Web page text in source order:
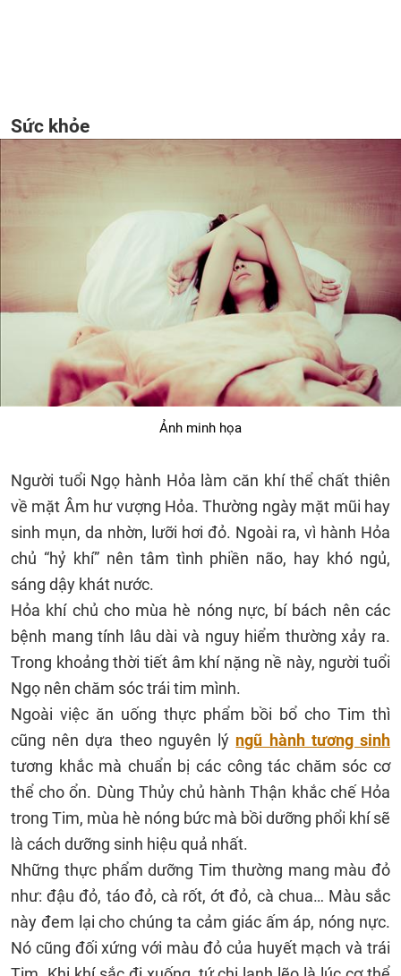
Sức khỏe
Ảnh minh họa
Người tuổi Ngọ hành Hỏa làm căn khí thể chất thiên
về mặt Âm hư vượng Hỏa. Thường ngày mặt mũi hay
sinh mụn, da nhờn, lưỡi hơi đỏ. Ngoài ra, vì hành Hỏa
chủ “hỷ khí” nên tâm tình phiền não, hay khó ngủ,
sáng dậy khát nước.
Hỏa khí chủ cho mùa hè nóng nực, bí bách nên các
bệnh mang tính lâu dài và nguy hiểm thường xảy ra.
Trong khoảng thời tiết âm khí nặng nề này, người tuổi
Ngọ nên chăm sóc trái tim mình.
Ngoài việc ăn uống thực phẩm bồi bổ cho Tim thì
cũng nên dựa theo nguyên lý ngũ hành tương sinh
tương khắc mà chuẩn bị các công tác chăm sóc cơ
thể cho ổn. Dùng Thủy chủ hành Thận khắc chế Hỏa
trong Tim, mùa hè nóng bức mà bồi dưỡng phổi khí sẽ
là cách dưỡng sinh hiệu quả nhất.
Những thực phẩm dưỡng Tim thường mang màu đỏ
như: đậu đỏ, táo đỏ, cà rốt, ớt đỏ, cà chua… Màu sắc
này đem lại cho chúng ta cảm giác ấm áp, nóng nực.
Nó cũng đối xứng với màu đỏ của huyết mạch và trái